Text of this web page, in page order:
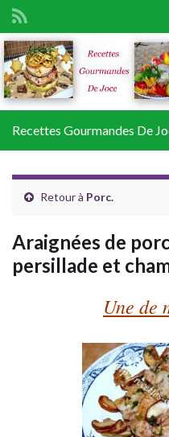
Search for:
Recettes Gourmandes De
Retour à Porc.
Araignées de
persillade et
Une de